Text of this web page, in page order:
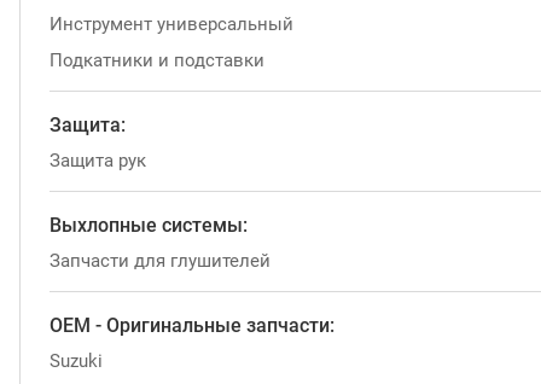
Инструмент универсальный
Подкатники и подставки
Защита:
Защита рук
Выхлопные системы:
Запчасти для глушителей
OEM - Оригинальные запчасти:
Suzuki